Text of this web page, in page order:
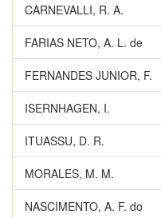
CARNEVALLI, R. A.
FARIAS NETO, A. L. de
FERNANDES JUNIOR, F.
ISERNHAGEN, I.
ITUASSU, D. R.
MORALES, M. M.
NASCIMENTO, A. F. do